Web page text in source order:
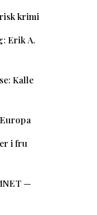
krimi
Erik A.
Kalle
i fru
—